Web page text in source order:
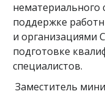
нематериального
поддержке
и организациями
подготовке
специалистов.
Заместитель